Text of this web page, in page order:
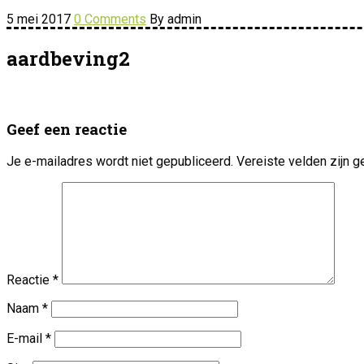
5 mei 2017 0 Comments By admin
aardbeving2
Geef een reactie
Je e-mailadres wordt niet gepubliceerd. Vereiste velden zijn
Reactie *
Naam *
E-mail *